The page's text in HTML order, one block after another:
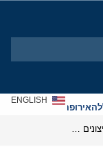
אירופהאנטישמיות
ENGLISH